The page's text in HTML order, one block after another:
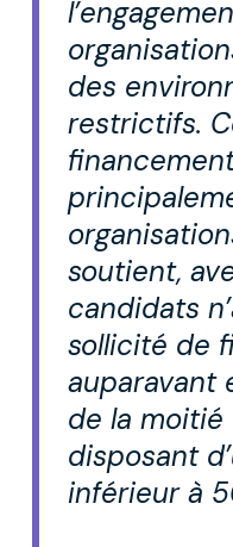
des
restrictifs.
soutient,
candidats
sollicité de
auparavant
de la moitié
disposant
inférieur à